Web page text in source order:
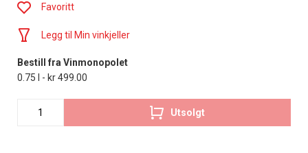
Favoritt
Legg til Min vinkjeller
Bestill fra Vinmonopolet
0.75 l - kr 499.00
Utsolgt